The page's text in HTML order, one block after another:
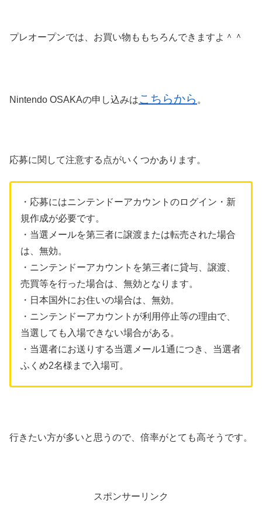
プレオープンでは、お買い物ももちろんできますよ＾＾
Nintendo OSAKAの申し込みはこちらから 。
応募に関して注意する点がいくつかあります。
・応募にはニンテンドーアカウントのログイン・新
規作成が必要です。
・当選メールを第三者に譲渡または転売された場合
は、無効。
・ニンテンドーアカウントを第三者に貸与、譲渡、
売買等を行った場合は、無効となります。
・日本国外にお住いの場合は、無効。
・ニンテンドーアカウントが利用停止等の理由で、
当選しても入場できない場合がある。
・当選者にお送りする当選メール1通につき、当選者
ふくめ2名様まで入場可。
行きたい方が多いと思うので、倍率がとても高そうです。
スポンサーリンク